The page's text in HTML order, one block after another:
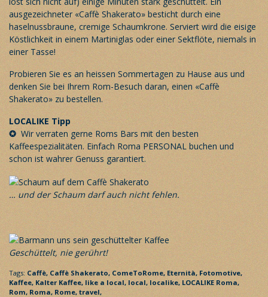
ausgezeichneter «Caffè Shakerato» besticht durch eine
haselnussbraune, cremige Schaumkrone. Serviert wird die eisige
Köstlichkeit in einem Martiniglas oder einer Sektflöte, niemals in
einer Tasse!
Probieren Sie es an heissen Sommertagen zu Hause aus und
denken Sie bei Ihrem Rom-Besuch daran, einen «Caffè
Shakerato» zu bestellen.
LOCALIKE Tipp
✪ Wir verraten gerne Roms Bars mit den besten
Kaffeespezialitäten. Einfach Roma PERSONAL buchen und
schon ist wahrer Genuss garantiert.
… und der Schaum darf auch nicht fehlen.
Geschüttelt, nie gerührt!
Tags: Caffè, Caffè Shakerato, ComeToRome, Eternità, Fotomotive,
Kaffee, Kalter Kaffee, like a local, local, localike, LOCALIKE Roma,
Rom, Roma, Rome, travel,